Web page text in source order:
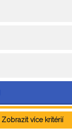
Zobrazit více kritérií